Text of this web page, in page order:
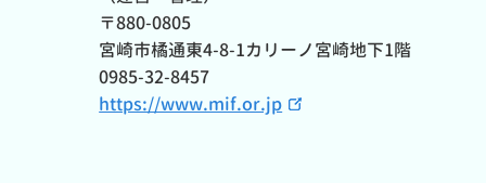
〒880-0805
宮崎市橘通東4-8-1カリーノ宮崎地下1階
0985-32-8457
https://www.mif.or.jp